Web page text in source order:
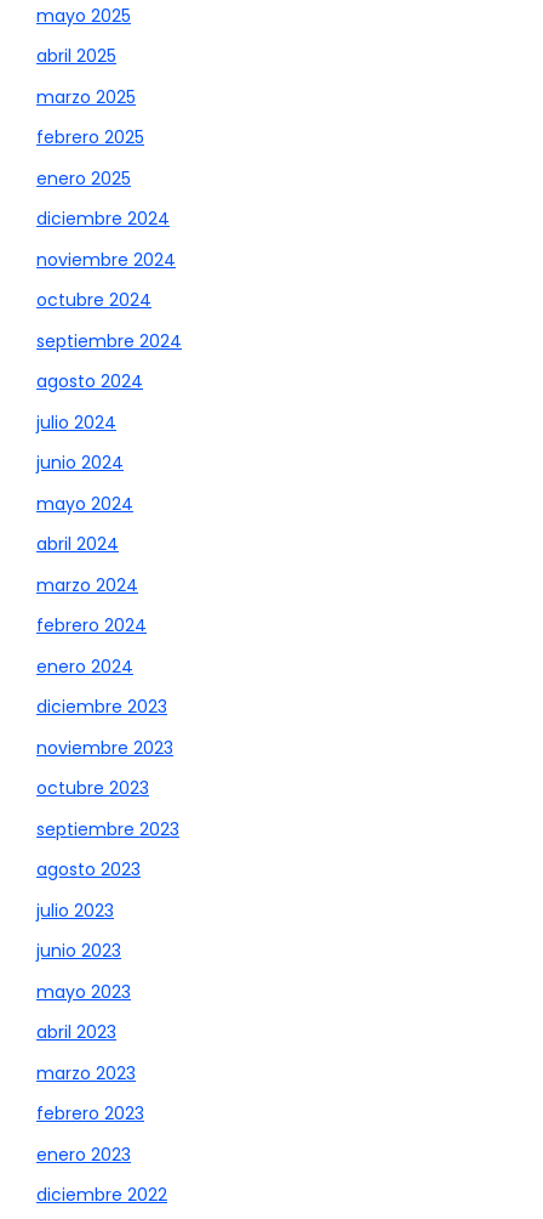
mayo 2025
abril 2025
marzo 2025
febrero 2025
enero 2025
diciembre 2024
noviembre 2024
octubre 2024
septiembre 2024
agosto 2024
julio 2024
junio 2024
mayo 2024
abril 2024
marzo 2024
febrero 2024
enero 2024
diciembre 2023
noviembre 2023
octubre 2023
septiembre 2023
agosto 2023
julio 2023
junio 2023
mayo 2023
abril 2023
marzo 2023
febrero 2023
enero 2023
diciembre 2022